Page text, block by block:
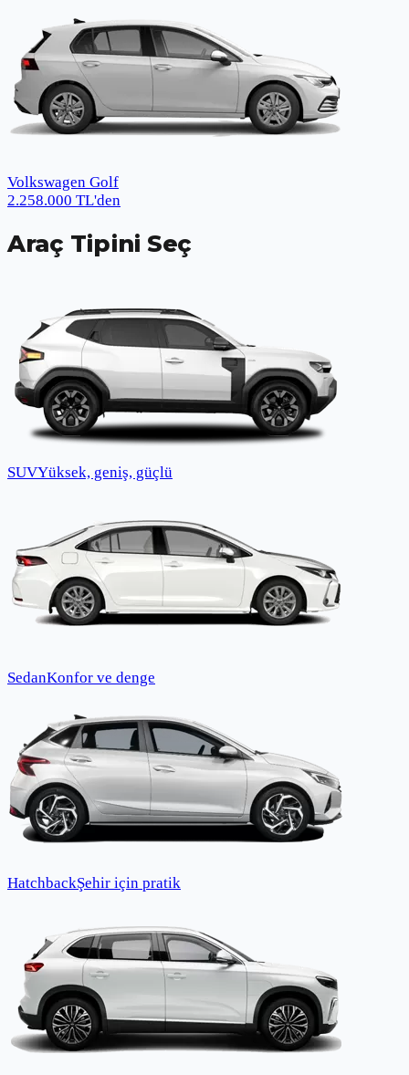
Volkswagen Golf
2.258.000 TL'den
Araç Tipini Seç
SUVYüksek, geniş, güçlü
SedanKonfor ve denge
HatchbackŞehir için pratik